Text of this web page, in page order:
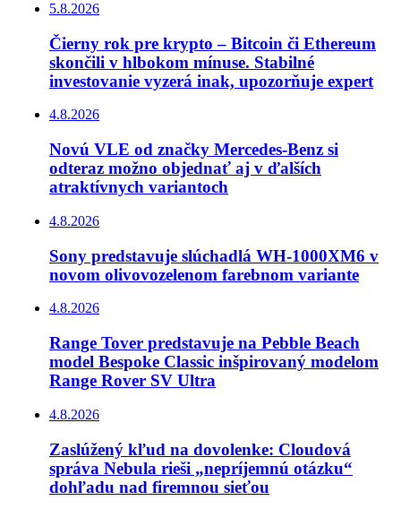
5.8.2026
Čierny rok pre krypto – Bitcoin či Ethereum
skončili v hlbokom mínuse. Stabilné
investovanie vyzerá inak, upozorňuje expert
4.8.2026
Novú VLE od značky Mercedes-Benz si
odteraz možno objednať aj v ďalších
atraktívnych variantoch
4.8.2026
Sony predstavuje slúchadlá WH-1000XM6 v
novom olivovozelenom farebnom variante
4.8.2026
Range Tover predstavuje na Pebble Beach
model Bespoke Classic inšpirovaný modelom
Range Rover SV Ultra
4.8.2026
Zaslúžený kľud na dovolenke: Cloudová
správa Nebula rieši „nepríjemnú otázku“
dohľadu nad firemnou sieťou